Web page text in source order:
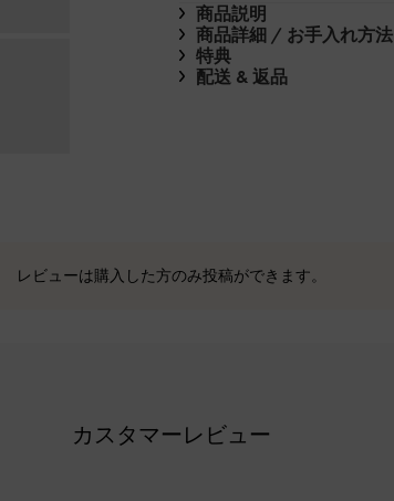
商品説明
商品詳細 / お手入れ方法
特典
配送 & 返品
レビューは購入した方のみ投稿ができます。
カスタマーレビュー